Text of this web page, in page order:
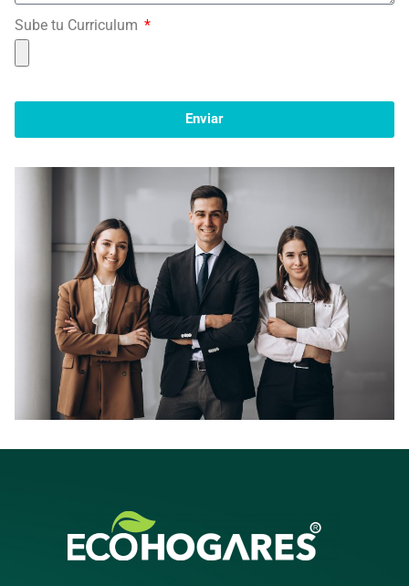
Sube tu Curriculum
Enviar